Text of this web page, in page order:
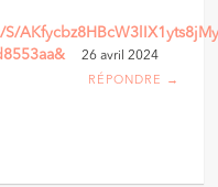
26 avril 2024
RÉPONDRE →